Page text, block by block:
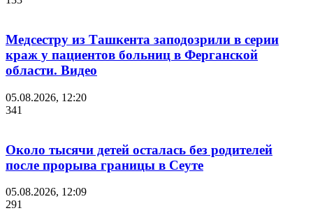
Медсестру из Ташкента заподозрили в серии
краж у пациентов больниц в Ферганской
области. Видео
05.08.2026, 12:20
341
Около тысячи детей осталась без родителей
после прорыва границы в Сеуте
05.08.2026, 12:09
291